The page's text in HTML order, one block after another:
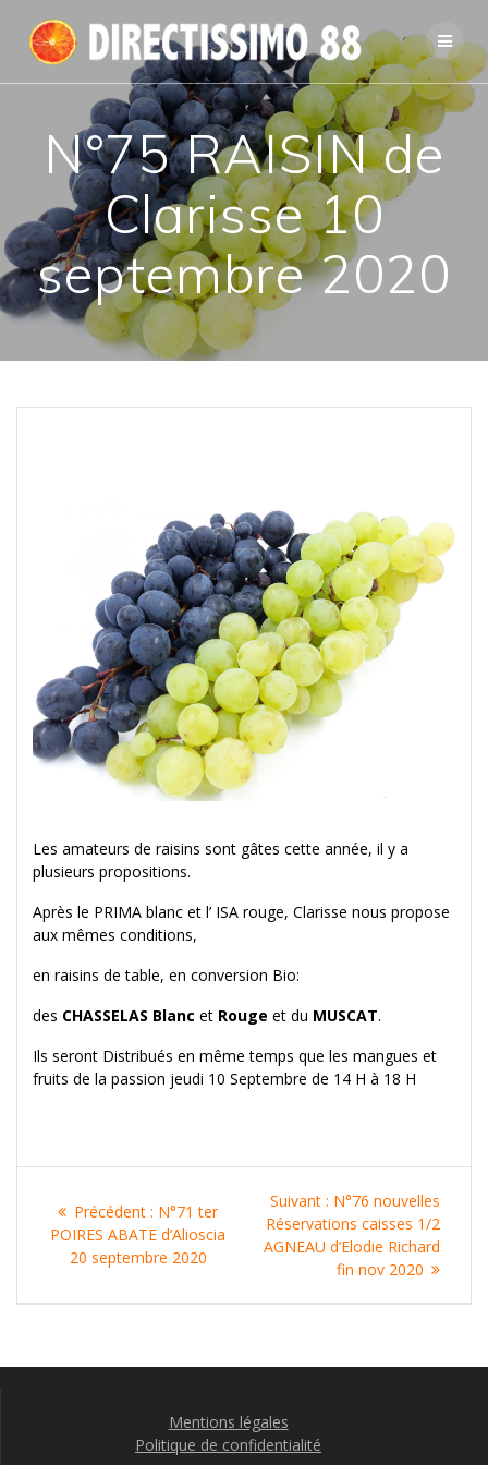
au
contenu
N°75 RAISIN de
Clarisse 10
septembre 2020
Les amateurs de raisins sont gâtes cette année, il y a
plusieurs propositions.
Après le PRIMA blanc et l’ ISA rouge, Clarisse nous propose
aux mêmes conditions,
en raisins de table, en conversion Bio:
des CHASSELAS Blanc et Rouge et du MUSCAT.
Ils seront Distribués en même temps que les mangues et
fruits de la passion jeudi 10 Septembre de 14 H à 18 H
de
l’article
Précédent : Article
précédent
:
N°71 ter
POIRES ABATE d’Alioscia
20 septembre 2020
Suivant : Article
suivant
:
N°76 nouvelles
Réservations caisses 1/2
AGNEAU d’Elodie Richard
fin nov 2020
Mentions légales
Politique de confidentialité